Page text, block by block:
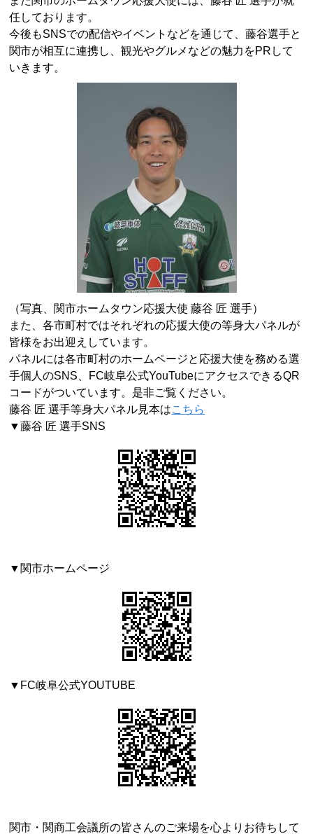
任しております。
今後もSNSでの配信やイベントなどを通じて、藤谷選手と
関市が相互に連携し、観光やグルメなどの魅力をPRして
いきます。
（写真、関市ホームタウン応援大使 藤谷 匠 選手）
また、各市町村ではそれぞれの応援大使の等身大パネルが
皆様をお出迎えしています。
パネルには各市町村のホームページと応援大使を務める選
手個人のSNS、FC岐阜公式YouTubeにアクセスできるQR
コードがついています。是非ご覧ください。
藤谷 匠 選手等身大パネル見本はこちら
▼藤谷 匠 選手SNS
▼関市ホームページ
▼FC岐阜公式YOUTUBE
関市・関商工会議所の皆さんのご来場を心よりお待ちして